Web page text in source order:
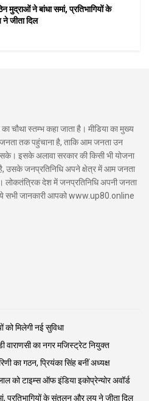
मुद्राओं ने बांधा समां, प्रतिभागियों के
जीता दिल
चौथा स्तम्भ कहा जाता है। मीडिया का मुख्य
तक पहुंचाना है, ताकि आम जनता उन
इसके अलावा सरकार की किसी भी योजना
उसके जनप्रतिनिधि अपने क्षेत्र में आम जनता
देश में जनप्रतिनिधि अपनी जनता
सभी जानकारी आपको www.up80.online
को मिलेगी नई सुविधा
वाराणसी का नगर मजिस्ट्रेट नियुक्त
का गठन, प्रियंका सिंह बनीं अध्यक्ष
को टाइम्स ऑफ इंडिया इकोप्रेन्योर अवॉर्ड
प्रतिभागियों के संतुलन और लय ने जीता दिल